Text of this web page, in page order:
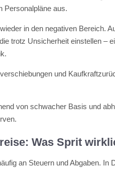
Personalpläne aus.
in den negativen Bereich.
trotz Unsicherheit einstellen –
und
von schwacher Basis und
Was Sprit
an Steuern und Abgaben. In